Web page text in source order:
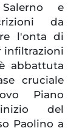
e
da
l'onta di
infiltrazioni
abbattuta
cruciale
Piano
del
Paolino a